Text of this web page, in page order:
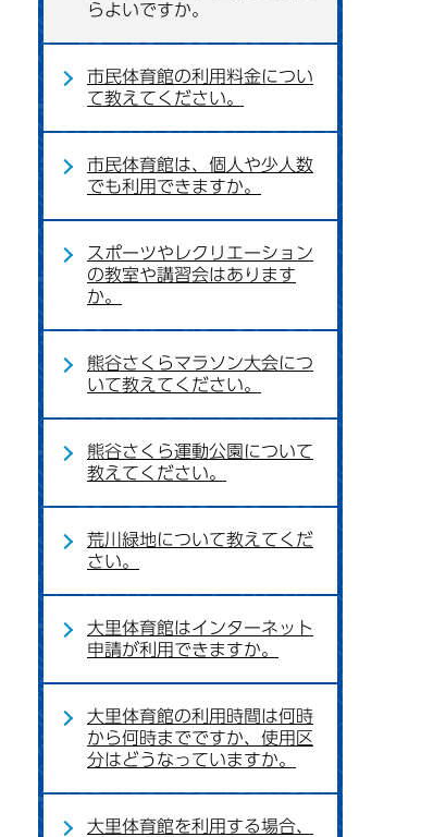
らよいですか。
市民体育館の利用料金につい
て教えてください。
市民体育館は、個人や少人数
でも利用できますか。
スポーツやレクリエーション
の教室や講習会はあります
か。
熊谷さくらマラソン大会につ
いて教えてください。
熊谷さくら運動公園について
教えてください。
荒川緑地について教えてくだ
さい。
大里体育館はインターネット
申請が利用できますか。
大里体育館の利用時間は何時
から何時までですか、使用区
分はどうなっていますか。
大里体育館を利用する場合、